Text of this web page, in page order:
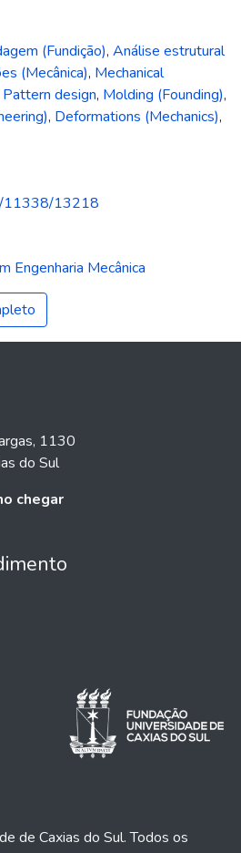
(Fundição), Análise estrutural
(Mecânica), Mechanical
design, Molding (Founding),
, Deformations (Mechanics),
11338/13218
Engenharia Mecânica
1130
do Sul
chegar
de Caxias do Sul. Todos os